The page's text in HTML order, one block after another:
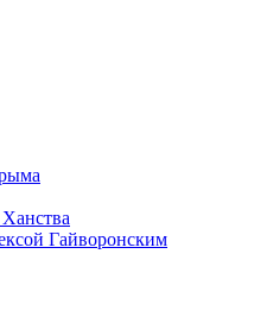
Гайворонским